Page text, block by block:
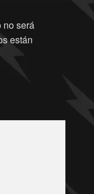
no será
están